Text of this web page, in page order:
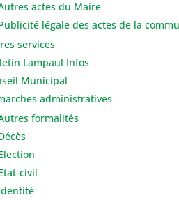
actes du Maire
légale des actes de la
services
Lampaul Infos
Municipal
administratives
formalités
civil